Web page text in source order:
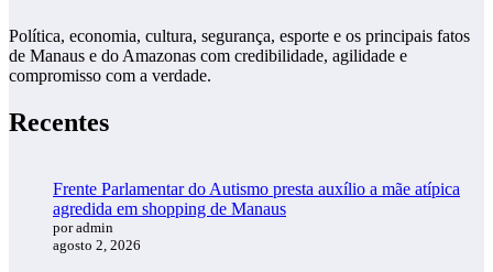
Política, economia, cultura, segurança, esporte e os principais fatos
de Manaus e do Amazonas com credibilidade, agilidade e
compromisso com a verdade.
Recentes
Frente Parlamentar do Autismo presta auxílio a mãe atípica
agredida em shopping de Manaus
por admin
agosto 2, 2026